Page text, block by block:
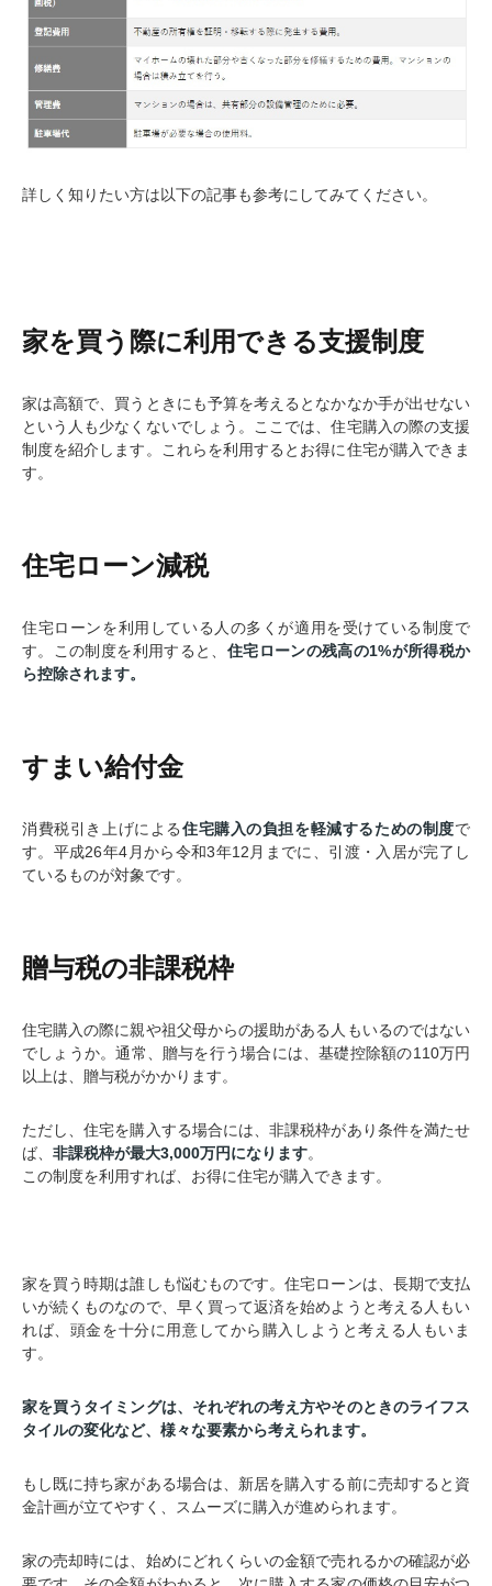
詳しく知りたい方は以下の記事も参考にしてみてください。
家を買う際に利用できる支援制度
家は高額で、買うときにも予算を考えるとなかなか手が出せない
という人も少なくないでしょう。ここでは、住宅購入の際の支援
制度を紹介します。これらを利用するとお得に住宅が購入できま
す。
住宅ローン減税
住宅ローンを利用している人の多くが適用を受けている制度で
す。この制度を利用すると、 住宅ローンの残高の1%が所得税か
ら控除されます。
すまい給付金
消費税引き上げによる住宅購入の負担を軽減するための制度で
す。平成26年4月から令和3年12月までに、引渡・入居が完了し
ているものが対象です。
贈与税の非課税枠
住宅購入の際に親や祖父母からの援助がある人もいるのではない
でしょうか。通常、贈与を行う場合には、基礎控除額の110万円
以上は、贈与税がかかります。
ただし、住宅を購入する場合には、非課税枠があり条件を満たせ
ば、 非課税枠が最大3,000万円になります。
この制度を利用すれば、お得に住宅が購入できます。
家を買う時期は誰しも悩むものです。住宅ローンは、長期で支払
いが続くものなので、早く買って返済を始めようと考える人もい
れば、頭金を十分に用意してから購入しようと考える人もいま
す。
家を買うタイミングは、それぞれの考え方やそのときのライフス
タイルの変化など、様々な要素から考えられます。
もし既に持ち家がある場合は、新居を購入する前に売却すると資
金計画が立てやすく、スムーズに購入が進められます。
家の売却時には、始めにどれくらいの金額で売れるかの確認が必